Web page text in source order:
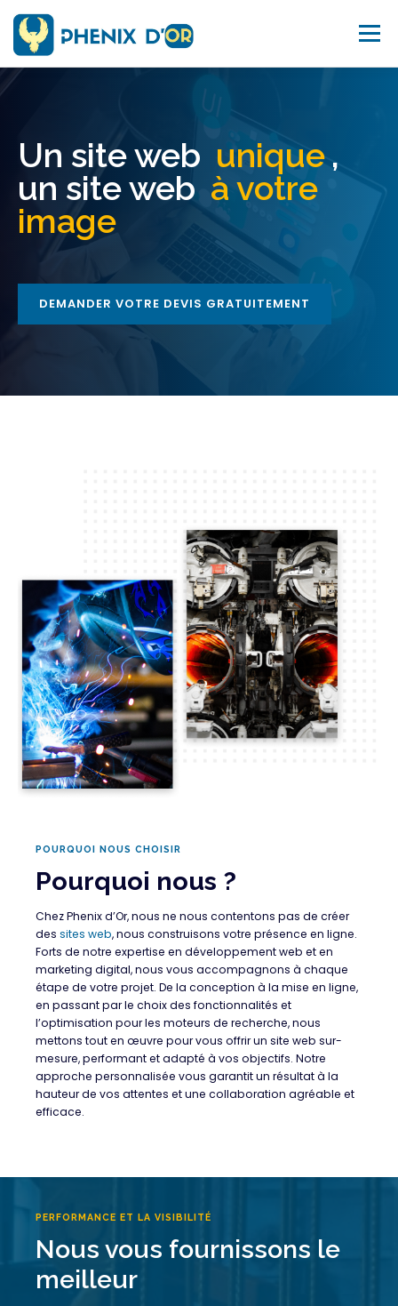
au
contenu
Menu
OUTILS
EMPLOI BLOG À PROPOS SITE WEB
CONTACTEZ-NOUS
Un site web unique ,
un site web à votre
image
DEMANDER VOTRE DEVIS GRATUITEMENT
POURQUOI NOUS CHOISIR
Pourquoi nous ?
Chez Phenix d’Or, nous ne nous contentons pas de créer
des sites web, nous construisons votre présence en ligne.
Forts de notre expertise en développement web et en
marketing digital, nous vous accompagnons à chaque
étape de votre projet. De la conception à la mise en ligne,
en passant par le choix des fonctionnalités et
l’optimisation pour les moteurs de recherche, nous
mettons tout en œuvre pour vous offrir un site web sur-
mesure, performant et adapté à vos objectifs. Notre
approche personnalisée vous garantit un résultat à la
hauteur de vos attentes et une collaboration agréable et
efficace.
PERFORMANCE ET LA VISIBILITÉ
Nous vous fournissons le
meilleur